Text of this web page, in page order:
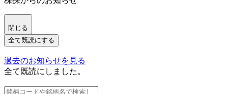
閉じる
全て既読にする
過去のお知らせを見る
全て既読にしました。